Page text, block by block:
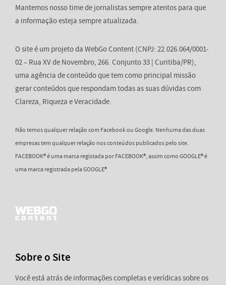
Mantemos nosso time de jornalistas sempre atentos para que
a informação esteja sempre atualizada.
O site é um projeto da WebGo Content (CNPJ: 22.026.064/0001-
02 – Rua XV de Novembro, 266. Conjunto 33 | Curitiba/PR),
uma agência de conteúdo que tem como principal missão
gerar conteúdos que respondam todas as suas dúvidas com
Clareza, Riqueza e Veracidade.
Não temos qualquer relação com Facebook ou Google. Nenhuma das duas
empresas tem qualquer relação nos conteúdos publicados pelo site.
FACEBOOK® é uma marca registada por FACEBOOK®, assim como GOOGLE® é
uma marca registrada pela GOOGLE®
Sobre o Site
Você está atrás de informações completas e verídicas sobre os